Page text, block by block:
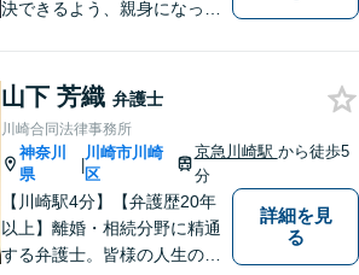
決できるよう、親身になっ
事故／相続／離婚／労働／債
務整理／刑事事件／企業法務
など、幅広く対応。【当日／
夜間／休日対応可能】お気軽
にご相談下さい。
山下 芳織 弁護士
川崎合同法律事務所
神奈川
県
|
川崎市川崎
区
京急川崎駅 から徒歩5
分
【川崎駅4分】【弁護歴20年
以上】離婚・相続分野に精通
する弁護士。皆様の人生の大
詳細を見
る